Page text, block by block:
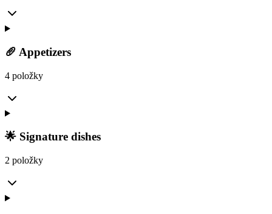
🥖 Appetizers
4 položky
🌟 Signature dishes
2 položky